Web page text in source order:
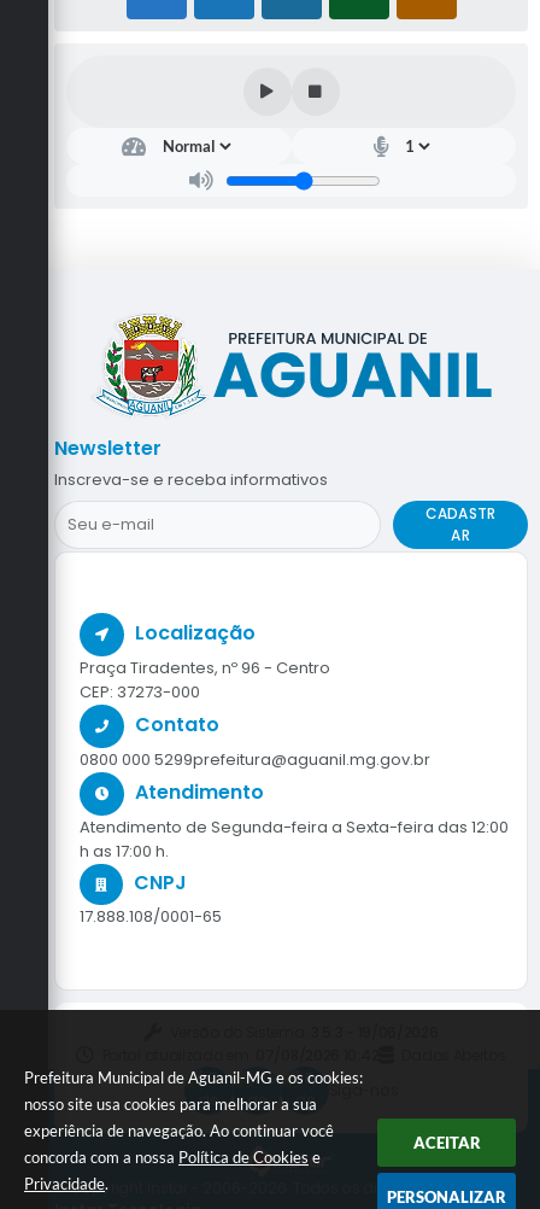
Prefeitura Municipal de Aguanil-MG e os cookies:
nosso site usa cookies para melhorar a sua
experiência de navegação. Ao continuar você
concorda com a nossa Política de Cookies e
Privacidade.
ACEITAR
PERSONALIZAR
Localização
Praça Tiradentes, nº 96 - Centro
CEP: 37273-000
Contato
0800 000 5299prefeitura@aguanil.mg.gov.br
Atendimento
Atendimento de Segunda-feira a Sexta-feira das 12:00
h as 17:00 h.
CNPJ
17.888.108/0001-65
Newsletter
Inscreva-se e receba informativos
CADASTR
AR
Siga-nos
© Copyright Instar - 2006-2026. Todos os direitos reservados -